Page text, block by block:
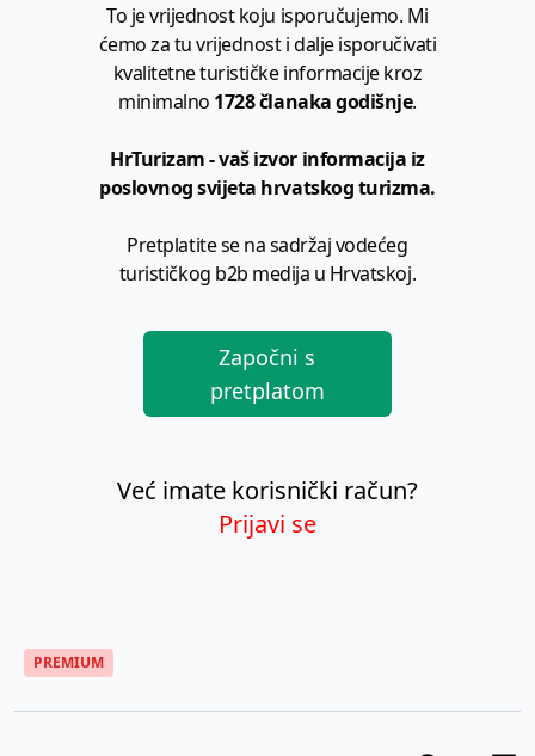
To je vrijednost koju isporučujemo. Mi
ćemo za tu vrijednost i dalje isporučivati
kvalitetne turističke informacije kroz
minimalno 1728 članaka godišnje.
HrTurizam - vaš izvor informacija iz
poslovnog svijeta hrvatskog turizma.
Pretplatite se na sadržaj vodećeg
turističkog b2b medija u Hrvatskoj.
Započni s
pretplatom
Već imate korisnički račun?
Prijavi se
PREMIUM